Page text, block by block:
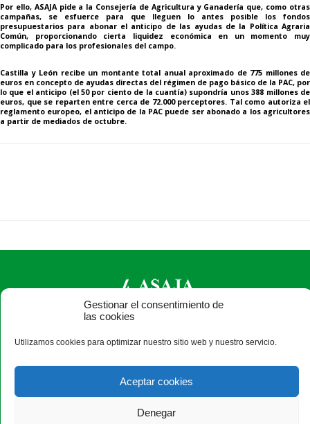
Gestionar el consentimiento de
las cookies
Utilizamos cookies para optimizar nuestro sitio web y nuestro servicio.
Aceptar cookies
Denegar
Por ello, ASAJA pide a la Consejería de Agricultura y Ganadería que, como otras
campañas, se esfuerce para que lleguen lo antes posible los fondos
presupuestarios para abonar el anticipo de las ayudas de la Política Agraria
Común, proporcionando cierta liquidez económica en un momento muy
complicado para los profesionales del campo.
Castilla y León recibe un montante total anual aproximado de 775 millones de
euros en concepto de ayudas directas del régimen de pago básico de la PAC, por
lo que el anticipo (el 50 por ciento de la cuantía) supondría unos 388 millones de
euros, que se reparten entre cerca de 72.000 perceptores. Tal como autoriza el
reglamento europeo, el anticipo de la PAC puede ser abonado a los agricultores
a partir de mediados de octubre.
ASAJA León - Jóvenes Agricultores
987 24 52 31 · Fax: +34 987 87 60 12 ·asaja@asajaleon.com